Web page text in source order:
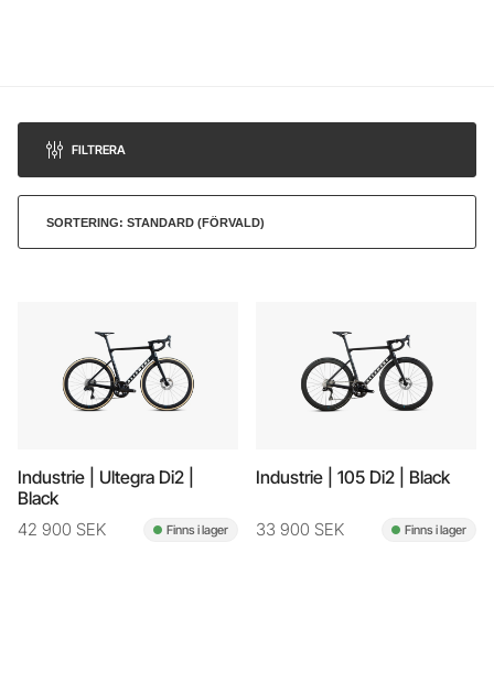
FILTRERA
Industrie | Ultegra Di2 |
Black
42 900 SEK Finns i lager
Industrie | 105 Di2 | Black
33 900 SEK Finns i lager